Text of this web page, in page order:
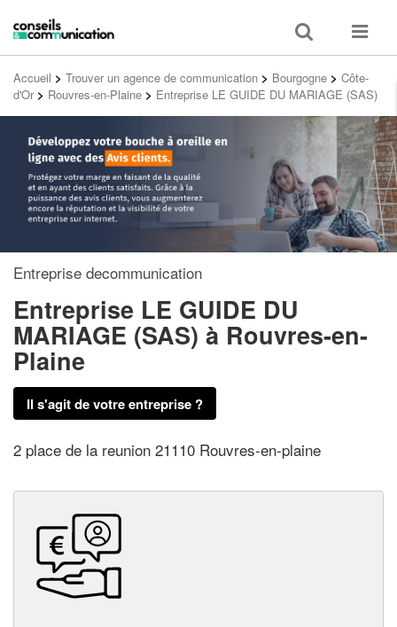
Toggle
search
Toggle
Accueil > Trouver un agence de communication > Bourgogne > Côte-
d'Or > Rouvres-en-Plaine > Entreprise LE GUIDE DU MARIAGE (SAS)
Entreprise decommunication
Entreprise LE GUIDE DU
MARIAGE (SAS) à Rouvres-en-
Plaine
Il s'agit de votre entreprise ?
2 place de la reunion 21110 Rouvres-en-plaine